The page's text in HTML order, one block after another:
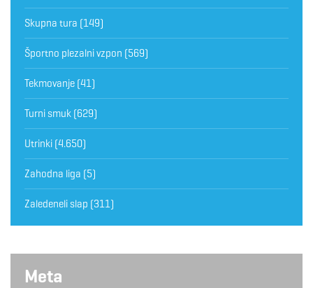
Skupna tura (149)
Športno plezalni vzpon (569)
Tekmovanje (41)
Turni smuk (629)
Utrinki (4.650)
Zahodna liga (5)
Zaledeneli slap (311)
Meta